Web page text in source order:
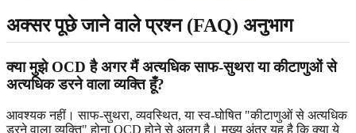
अक्सर पूछे जाने वाले प्रश्न (FAQ) अनुभाग
क्या मुझे OCD है अगर मैं अत्यधिक साफ-सुथरा या कीटाणुओं से
अत्यधिक डरने वाला व्यक्ति हूँ?
आवश्यक नहीं। साफ-सुथरा, व्यवस्थित, या स्व-घोषित "कीटाणुओं से अत्यधिक
डरने वाला व्यक्ति" होना OCD होने से अलग है। मुख्य अंतर यह है कि क्या ये